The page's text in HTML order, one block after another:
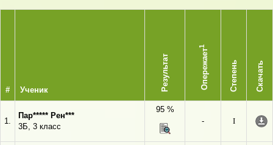
# Ученик Результат Опережает
1
Степень Скачать
1.
Пар***** Рен***
3Б, 3 класс
95 %
-
I